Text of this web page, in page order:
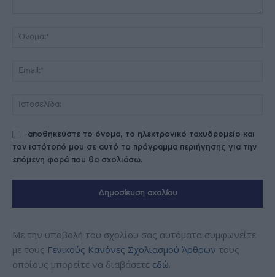
αποθηκεύστε το όνομα, το ηλεκτρονικό ταχυδρομείο και
τον ιστότοπό μου σε αυτό το πρόγραμμα περιήγησης για την
επόμενη φορά που θα σχολιάσω.
Με την υποβολή του σχολίου σας αυτόματα συμφωνείτε
με τους Γενικούς Κανόνες Σχολιασμού Άρθρων τους
οποίους μπορείτε να διαβάσετε εδώ.